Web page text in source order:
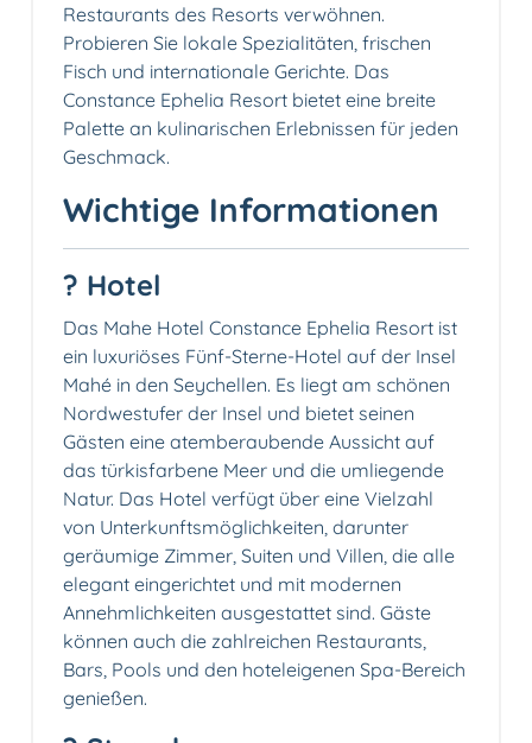
Restaurants des Resorts verwöhnen.
Probieren Sie lokale Spezialitäten, frischen
Fisch und internationale Gerichte. Das
Constance Ephelia Resort bietet eine breite
Palette an kulinarischen Erlebnissen für jeden
Geschmack.
Wichtige Informationen
? Hotel
Das Mahe Hotel Constance Ephelia Resort ist
ein luxuriöses Fünf-Sterne-Hotel auf der Insel
Mahé in den Seychellen. Es liegt am schönen
Nordwestufer der Insel und bietet seinen
Gästen eine atemberaubende Aussicht auf
das türkisfarbene Meer und die umliegende
Natur. Das Hotel verfügt über eine Vielzahl
von Unterkunftsmöglichkeiten, darunter
geräumige Zimmer, Suiten und Villen, die alle
elegant eingerichtet und mit modernen
Annehmlichkeiten ausgestattet sind. Gäste
können auch die zahlreichen Restaurants,
Bars, Pools und den hoteleigenen Spa-Bereich
genießen.